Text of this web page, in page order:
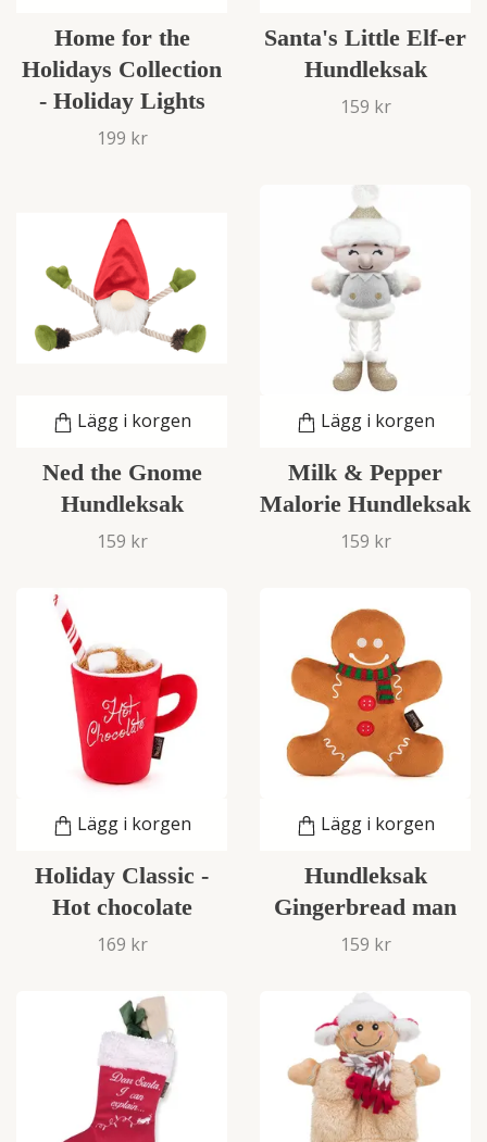
Home for the
Holidays Collection
- Holiday Lights
199 kr
Santa's Little Elf-er
Hundleksak
159 kr
Lägg i korgen
Ned the Gnome
Hundleksak
159 kr
Lägg i korgen
Milk & Pepper
Malorie Hundleksak
159 kr
Lägg i korgen
Holiday Classic -
Hot chocolate
169 kr
Lägg i korgen
Hundleksak
Gingerbread man
159 kr